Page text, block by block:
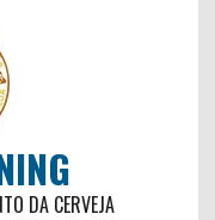
DA CERVEJA